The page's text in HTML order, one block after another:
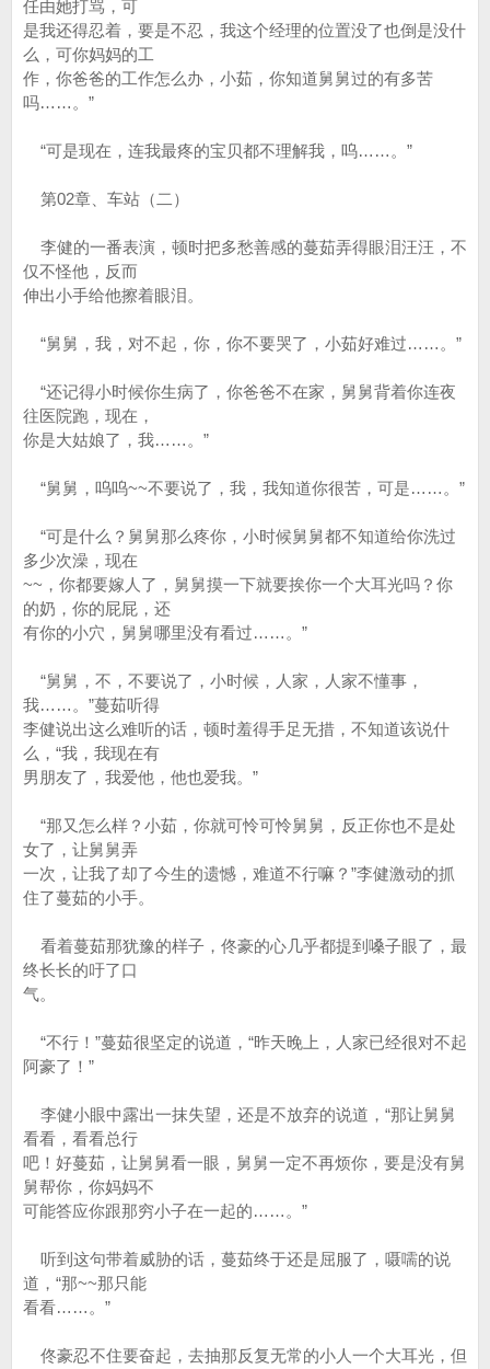
任由她打骂，可
是我还得忍着，要是不忍，我这个经理的位置没了也倒是没什
么，可你妈妈的工
作，你爸爸的工作怎么办，小茹，你知道舅舅过的有多苦
吗……。”
“可是现在，连我最疼的宝贝都不理解我，呜……。”
第02章、车站（二）
李健的一番表演，顿时把多愁善感的蔓茹弄得眼泪汪汪，不
仅不怪他，反而
伸出小手给他擦着眼泪。
“舅舅，我，对不起，你，你不要哭了，小茹好难过……。”
“还记得小时候你生病了，你爸爸不在家，舅舅背着你连夜
往医院跑，现在，
你是大姑娘了，我……。”
“舅舅，呜呜~~不要说了，我，我知道你很苦，可是……。”
“可是什么？舅舅那么疼你，小时候舅舅都不知道给你洗过
多少次澡，现在
~~，你都要嫁人了，舅舅摸一下就要挨你一个大耳光吗？你
的奶，你的屁屁，还
有你的小穴，舅舅哪里没有看过……。”
“舅舅，不，不要说了，小时候，人家，人家不懂事，
我……。”蔓茹听得
李健说出这么难听的话，顿时羞得手足无措，不知道该说什
么，“我，我现在有
男朋友了，我爱他，他也爱我。”
“那又怎么样？小茹，你就可怜可怜舅舅，反正你也不是处
女了，让舅舅弄
一次，让我了却了今生的遗憾，难道不行嘛？”李健激动的抓
住了蔓茹的小手。
看着蔓茹那犹豫的样子，佟豪的心几乎都提到嗓子眼了，最
终长长的吁了口
气。
“不行！”蔓茹很坚定的说道，“昨天晚上，人家已经很对不起
阿豪了！”
李健小眼中露出一抹失望，还是不放弃的说道，“那让舅舅
看看，看看总行
吧！好蔓茹，让舅舅看一眼，舅舅一定不再烦你，要是没有舅
舅帮你，你妈妈不
可能答应你跟那穷小子在一起的……。”
听到这句带着威胁的话，蔓茹终于还是屈服了，嗫嚅的说
道，“那~~那只能
看看……。”
佟豪忍不住要奋起，去抽那反复无常的小人一个大耳光，但